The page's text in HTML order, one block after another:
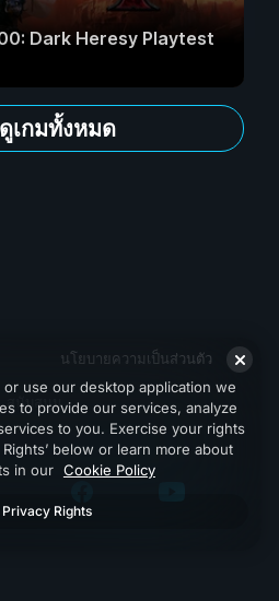
Dark Heresy Playtest
เกมทั้งหมด
นโยบายความเป็นส่วนตัว
สนับสนุน
use our desktop application we
to provide our services, analyze
to you. Exercise your rights
below or learn more about
in our Cookie Policy
Privacy Rights